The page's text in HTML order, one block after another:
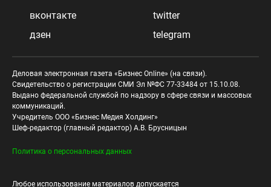
вконтакте
twitter
дзен
telegram
Деловая электронная газета «Бизнес Online» (на связи).
Свидетельство о регистрации СМИ Эл №ФС 77-33484 от 15.10.08.
Выдано федеральной службой по надзору в сфере связи и массовых
коммуникаций.
Учредитель ООО «Бизнес Медия Холдинг»
Шеф-редактор (главный редактор) А.В. Брусницын
Политика о персональных данных
Любое использование материалов допускается